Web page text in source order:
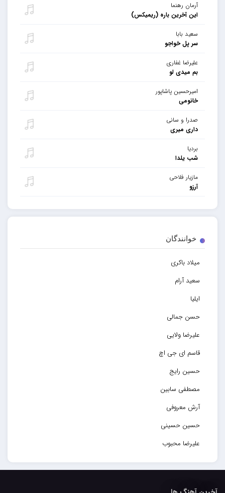
آرمان رهنما
این آخرین باره (ریمیکس)
سعید بابا
سر پل خواجو
علیرضا غفاری
بم میدی لو
امیرحسین پاشاپور
خانومی
صدرا و سانی
داری میری
بردیا
شب یلدا
مازیار فلاحی
آرزو
خوانندگان
میلاد باکری
سعید آرام
ایلیا
حسن جمالی
علیرضا ولایی
قاسم ای جی اچ
حسین رایج
مصطفی سابین
آرش معروفی
حسین حسینی
علیرضا محبوب
حسین حصارکی